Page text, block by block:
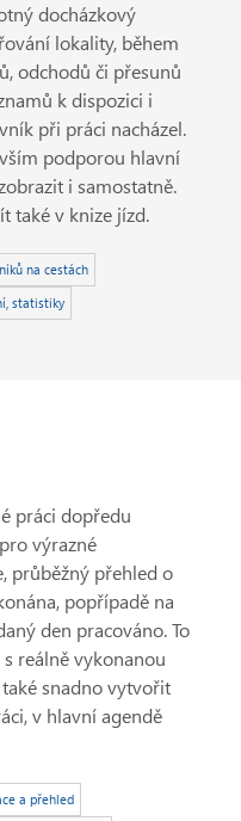
docházkový
lokality, během
odchodů či přesunů
k dispozici i
při práci nacházel.
podporou hlavní
i samostatně.
také v knize jízd.
na cestách
statistiky
práci dopředu
výrazné
průběžný přehled o
popřípadě na
den pracováno. To
reálně vykonanou
snadno vytvořit
v hlavní agendě
a přehled